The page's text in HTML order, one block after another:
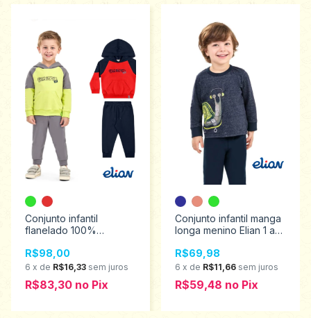
Conjunto infantil
flanelado 100%
ao 8 221531
R$98,00
6 x de R$16,33 sem juros
R$83,30 no Pix
Conjunto infantil manga
longa menino Elian 1 ao
R$69,98
6 x de R$11,66 sem juros
R$59,48 no Pix